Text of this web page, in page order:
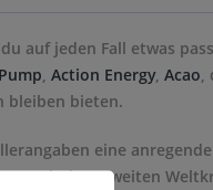
auf jeden Fall etwas
, Action Energy, Acao,
bleiben bieten.
eine
nach dem Zweiten